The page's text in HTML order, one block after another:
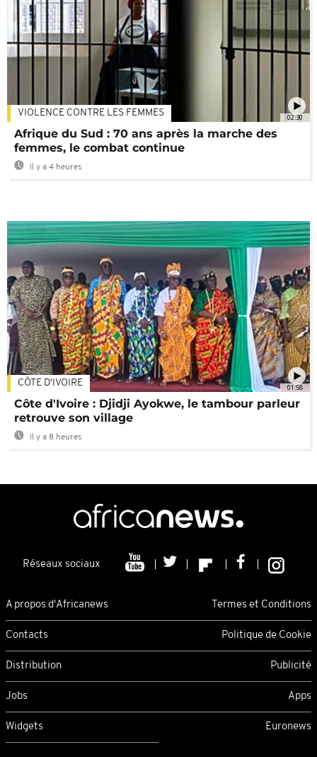
02:30
VIOLENCE CONTRE LES FEMMES
Afrique du Sud : 70 ans après la marche des
femmes, le combat continue
Il y a 4 heures
01:58
CÔTE D'IVOIRE
Côte d'Ivoire : Djidji Ayokwe, le tambour parleur
retrouve son village
Il y a 8 heures
Réseaux sociaux
A propos d'Africanews Termes et Conditions
Contacts Politique de Cookie
Distribution Publicité
Jobs Apps
Widgets Euronews